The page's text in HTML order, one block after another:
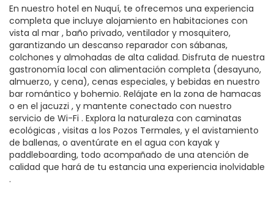
En nuestro hotel en Nuquí, te ofrecemos una experiencia
completa que incluye alojamiento en habitaciones con
vista al mar , baño privado, ventilador y mosquitero,
garantizando un descanso reparador con sábanas,
colchones y almohadas de alta calidad. Disfruta de nuestra
gastronomía local con alimentación completa (desayuno,
almuerzo, y cena), cenas especiales, y bebidas en nuestro
bar romántico y bohemio. Relájate en la zona de hamacas
o en el jacuzzi , y mantente conectado con nuestro
servicio de Wi-Fi . Explora la naturaleza con caminatas
ecológicas , visitas a los Pozos Termales, y el avistamiento
de ballenas, o aventúrate en el agua con kayak y
paddleboarding, todo acompañado de una atención de
calidad que hará de tu estancia una experiencia inolvidable
.